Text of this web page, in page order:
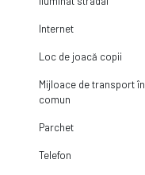
Internet
Loc de joacă copii
Mijloace de transport în
comun
Parchet
Telefon